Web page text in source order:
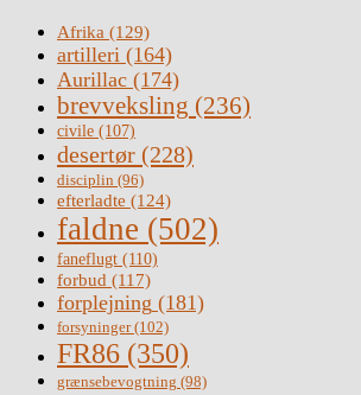
Afrika (129)
artilleri (164)
Aurillac (174)
brevveksling (236)
civile (107)
desertør (228)
disciplin (96)
efterladte (124)
faldne (502)
faneflugt (110)
forbud (117)
forplejning (181)
forsyninger(102)
FR86 (350)
grænsebevogtning (98)